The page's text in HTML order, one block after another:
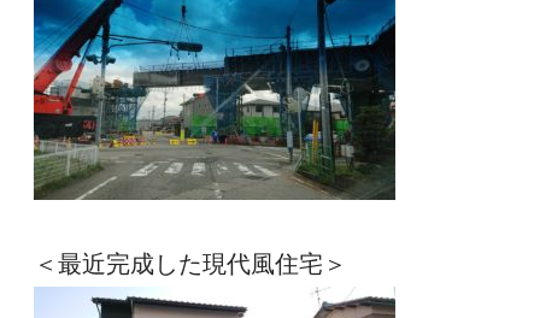
＜最近完成した現代風住宅＞